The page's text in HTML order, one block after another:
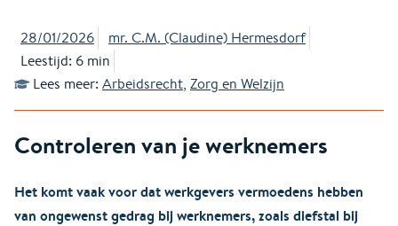
28/01/2026
mr. C.M. (Claudine) Hermesdorf
Leestijd: 6 min
Lees meer: Arbeidsrecht, Zorg en Welzijn
Controleren van je werknemers
Het komt vaak voor dat werkgevers vermoedens hebben
van ongewenst gedrag bij werknemers, zoals diefstal bij